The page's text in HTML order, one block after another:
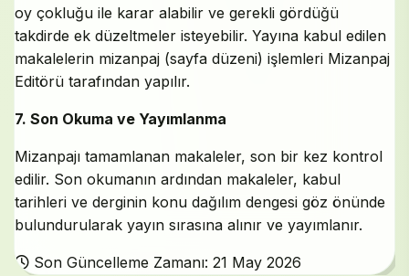
oy çokluğu ile karar alabilir ve gerekli gördüğü
takdirde ek düzeltmeler isteyebilir. Yayına kabul edilen
makalelerin mizanpaj (sayfa düzeni) işlemleri Mizanpaj
Editörü tarafından yapılır.
7. Son Okuma ve Yayımlanma
Mizanpajı tamamlanan makaleler, son bir kez kontrol
edilir. Son okumanın ardından makaleler, kabul
tarihleri ve derginin konu dağılım dengesi göz önünde
bulundurularak yayın sırasına alınır ve yayımlanır.
Son Güncelleme Zamanı: 21 May 2026